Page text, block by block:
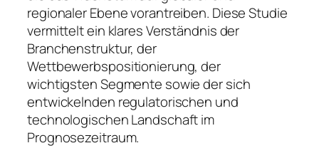
regionaler Ebene vorantreiben. Diese Studie
vermittelt ein klares Verständnis der
Branchenstruktur, der
Wettbewerbspositionierung, der
wichtigsten Segmente sowie der sich
entwickelnden regulatorischen und
technologischen Landschaft im
Prognosezeitraum.